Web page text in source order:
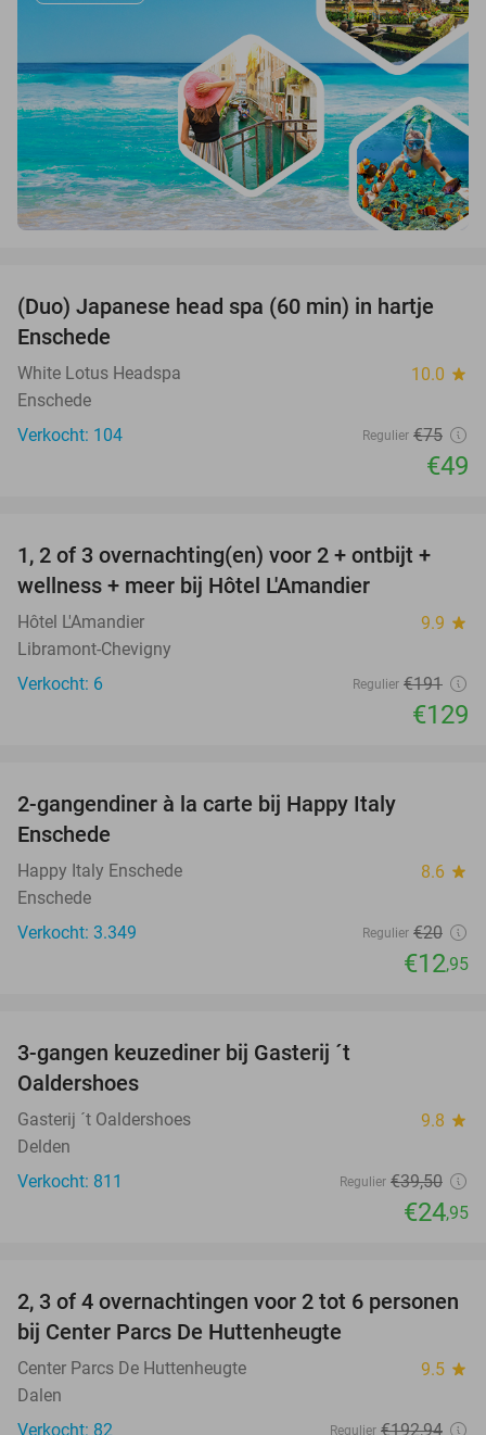
35%
(Duo) Japanese head spa (60 min) in hartje
Enschede
White Lotus Headspa 10.0 star
Enschede
Verkocht: 104
Regulier €75
€49
32%
TODAY
1, 2 of 3 overnachting(en) voor 2 + ontbijt +
wellness + meer bij Hôtel L'Amandier
Hôtel L'Amandier 9.9 star
Libramont-Chevigny
Verkocht: 6
Regulier €191
€129
2-gangendiner à la carte bij Happy Italy
Enschede
Happy Italy Enschede 8.6 star
Enschede
Verkocht: 3.349
Regulier €20
€12,95
3-gangen keuzediner bij Gasterij ´t
Oaldershoes
Gasterij ´t Oaldershoes 9.8 star
Delden
Verkocht: 811
Regulier €39,50
€24,95
15%
2, 3 of 4 overnachtingen voor 2 tot 6 personen
bij Center Parcs De Huttenheugte
Center Parcs De Huttenheugte 9.5 star
Dalen
Verkocht: 82
Regulier €192,94